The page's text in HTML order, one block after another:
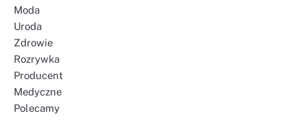
Moda
Uroda
Zdrowie
Rozrywka
Producent
Medyczne
Polecamy